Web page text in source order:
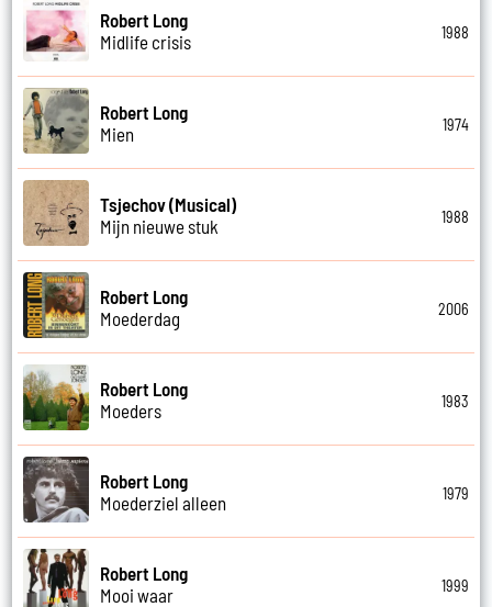
Robert Long
Midlife crisis
1988
Robert Long
Mien
1974
Tsjechov (Musical)
Mijn nieuwe stuk
1988
Robert Long
Moederdag
2006
Robert Long
Moeders
1983
Robert Long
Moederziel alleen
1979
Robert Long
Mooi waar
1999